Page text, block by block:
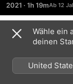
Batwoman und
Pfoten wandeln.
komplizierter,
Verbrecherring
aus dem Tritt
genieße den
2021 · 1h 19m
Trailer
Wähle ein
deinen
United